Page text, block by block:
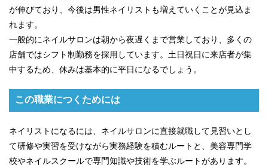
が伸びており、今後は男性ネイリストも増えていくことが見込ま
れます。
一般的にネイルサロンは朝から夜遅くまで営業しており、多くの
店舗ではシフト制勤務を採用しています。土日祝日に来店者が集
中するため、休みは基本的に平日になるでしょう。
この職業につくためには
ネイリストになるには、ネイルサロンに直接就職して見習いとし
て研修や実習を受けながら実務経験を積むルートと、美容専門学
校やネイルスクールで専門知識や技術を学ぶルートがあります。